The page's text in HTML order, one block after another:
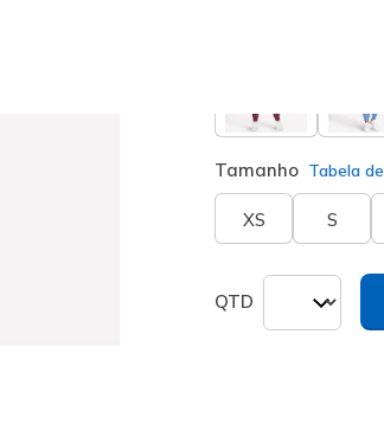
Tamanho Tabela
XS S
QTD